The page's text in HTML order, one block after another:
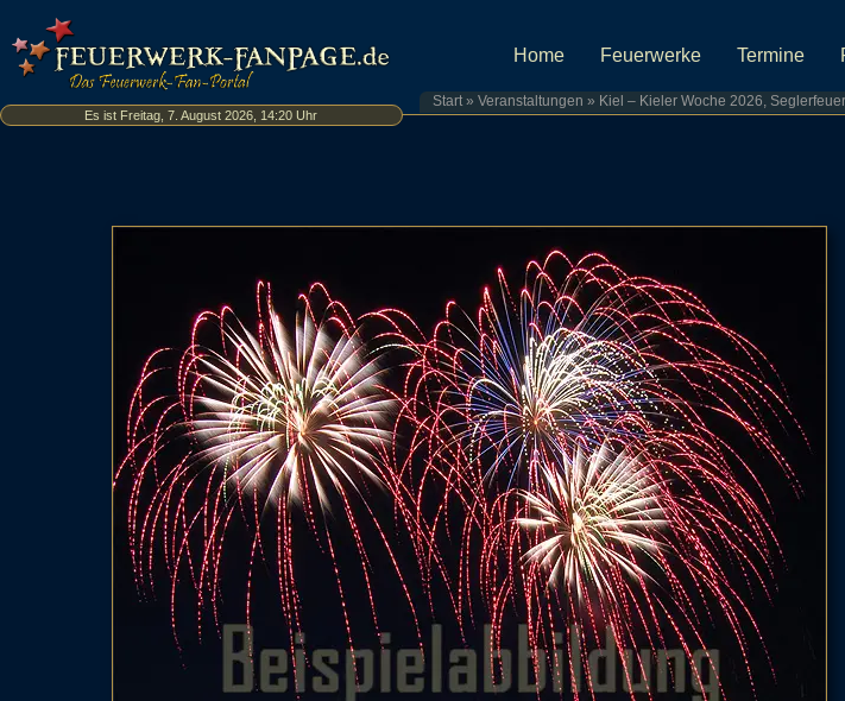
Es ist Freitag, 7. August 2026, 14:20 Uhr
Home Feuerwerke Termine
Start» Veranstaltungen » Kiel – Kieler Woche 2026,